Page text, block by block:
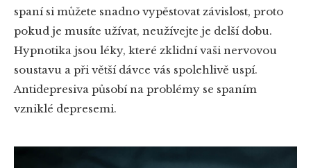
spaní si můžete snadno vypěstovat závislost, proto
pokud je musíte užívat, neužívejte je delší dobu.
Hypnotika jsou léky, které zklidní vaši nervovou
soustavu a při větší dávce vás spolehlivě uspí.
Antidepresiva působí na problémy se spaním
vzniklé depresemi.